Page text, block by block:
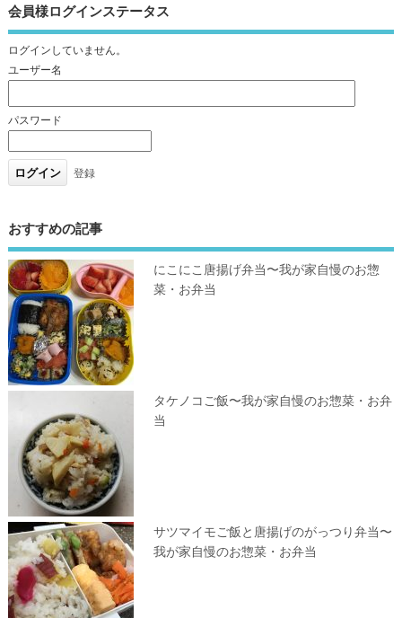
会員様ログインステータス
ログインしていません。
ユーザー名
パスワード
登録
おすすめの記事
にこにこ唐揚げ弁当〜我が家自慢のお惣
菜・お弁当
タケノコご飯〜我が家自慢のお惣菜・お弁
当
サツマイモご飯と唐揚げのがっつり弁当〜
我が家自慢のお惣菜・お弁当